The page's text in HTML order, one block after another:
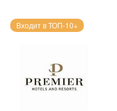
Входит в ТОП-10+